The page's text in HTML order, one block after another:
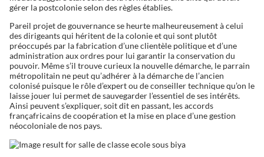
gérer la postcolonie selon des règles établies.
Pareil projet de gouvernance se heurte malheureusement à celui
des dirigeants qui héritent de la colonie et qui sont plutôt
préoccupés par la fabrication d’une clientèle politique et d’une
administration aux ordres pour lui garantir la conservation du
pouvoir. Même s’il trouve curieux la nouvelle démarche, le parrain
métropolitain ne peut qu’adhérer à la démarche de l’ancien
colonisé puisque le rôle d’expert ou de conseiller technique qu’on le
laisse jouer lui permet de sauvegarder l’essentiel de ses intérêts.
Ainsi peuvent s’expliquer, soit dit en passant, les accords
françafricains de coopération et la mise en place d’une gestion
néocoloniale de nos pays.